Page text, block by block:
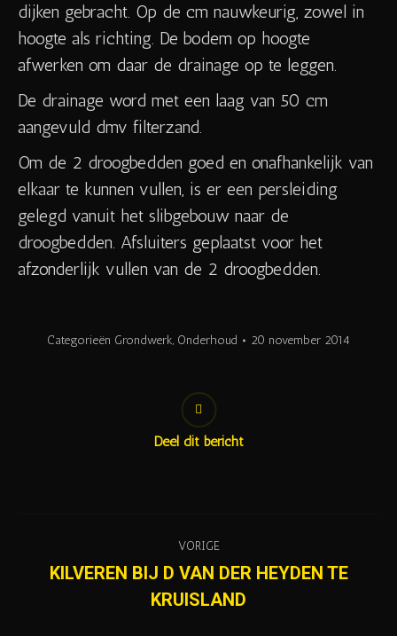
dijken gebracht. Op de cm nauwkeurig, zowel in
hoogte als richting. De bodem op hoogte
afwerken om daar de drainage op te leggen.
De drainage word met een laag van 50 cm
aangevuld dmv filterzand.
Om de 2 droogbedden goed en onafhankelijk van
elkaar te kunnen vullen, is er een persleiding
gelegd vanuit het slibgebouw naar de
droogbedden. Afsluiters geplaatst voor het
afzonderlijk vullen van de 2 droogbedden.
Categorieën Grondwerk, Onderhoud 20 november 2014
Deel dit bericht
navigation
VORIGE
KILVEREN BIJ D VAN DER HEYDEN TE
KRUISLAND